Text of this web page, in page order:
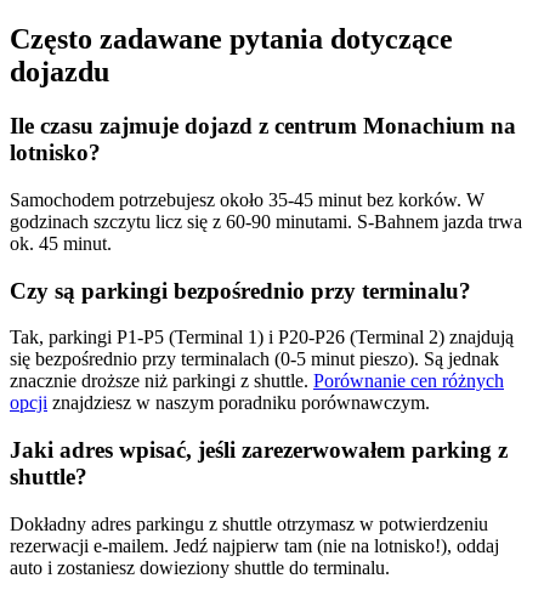
Często zadawane pytania dotyczące
dojazdu
Ile czasu zajmuje dojazd z centrum Monachium na
lotnisko?
Samochodem potrzebujesz około 35-45 minut bez korków. W
godzinach szczytu licz się z 60-90 minutami. S-Bahnem jazda trwa
ok. 45 minut.
Czy są parkingi bezpośrednio przy terminalu?
Tak, parkingi P1-P5 (Terminal 1) i P20-P26 (Terminal 2) znajdują
się bezpośrednio przy terminalach (0-5 minut pieszo). Są jednak
znacznie droższe niż parkingi z shuttle. Porównanie cen różnych
opcji znajdziesz w naszym poradniku porównawczym.
Jaki adres wpisać, jeśli zarezerwowałem parking z
shuttle?
Dokładny adres parkingu z shuttle otrzymasz w potwierdzeniu
rezerwacji e-mailem. Jedź najpierw tam (nie na lotnisko!), oddaj
auto i zostaniesz dowieziony shuttle do terminalu.